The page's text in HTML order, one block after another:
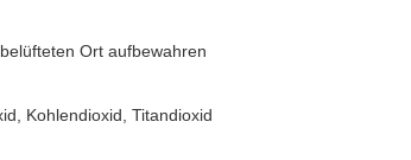
Ort aufbewahren
Kohlendioxid, Titandioxid